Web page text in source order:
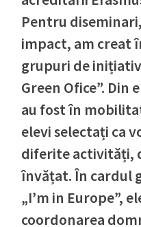
Pentru
impact, am creat
grupuri de
Green Ofice”. Din
au fost în
elevi selectați ca
diferite activități,
învățat. În cardul
„I’m in Europe”,
coordonarea